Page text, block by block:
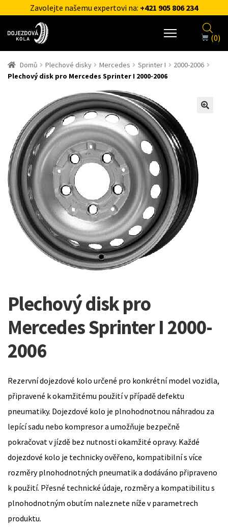
Zavolejte našemu expertovi na: +421 905 806 234
(0)
Domů Plechové disky Mercedes Sprinter I
2000-2006
Plechový disk pro Mercedes Sprinter I 2000-2006
Plechový disk pro
Mercedes Sprinter I 2000-
2006
Rezervní dojezdové kolo určené pro konkrétní model vozidla,
připravené k okamžitému použití v případě defektu
pneumatiky. Dojezdové kolo je plnohodnotnou náhradou za
lepící sadu nebo kompresor a umožňuje bezpečně
pokračovat v jízdě bez nutnosti okamžité opravy. Každé
dojezdové kolo je technicky ověřeno, kompatibilní s více
rozměry plnohodnotných pneumatik a dodáváno připraveno
k použití. Přesné technické údaje, rozměry a kompatibilitu s
plnohodnotným obutím naleznete níže v parametrech
produktu.